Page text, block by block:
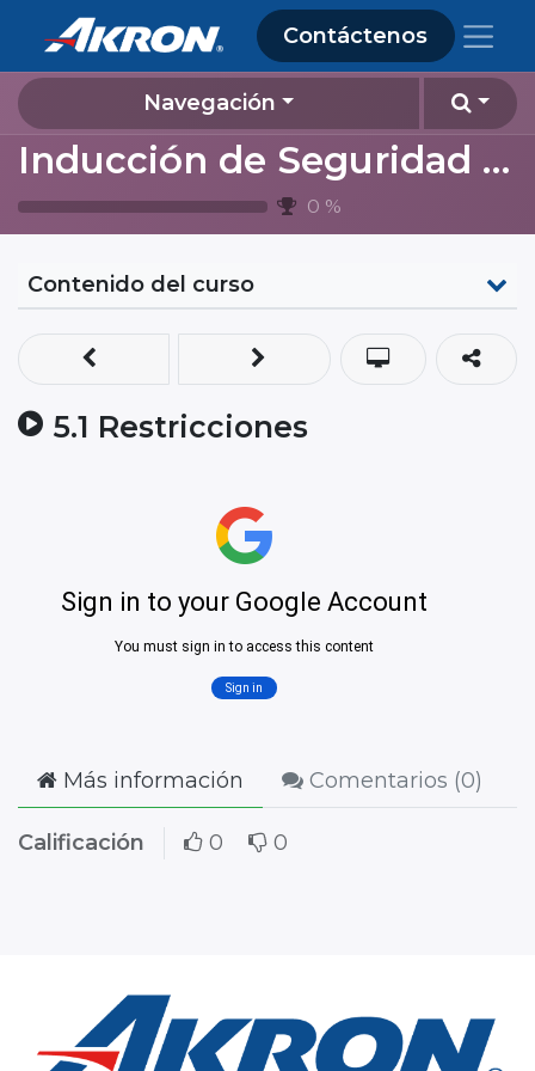
Contáctenos
Navegación
Inducción de Seguridad y Ambiente 2024 (contratistas Almacenamiento Lagos de Moreno)
0 %
Contenido del curso
5.1 Restricciones
Más información Comentarios (0)
Calificación 0 0